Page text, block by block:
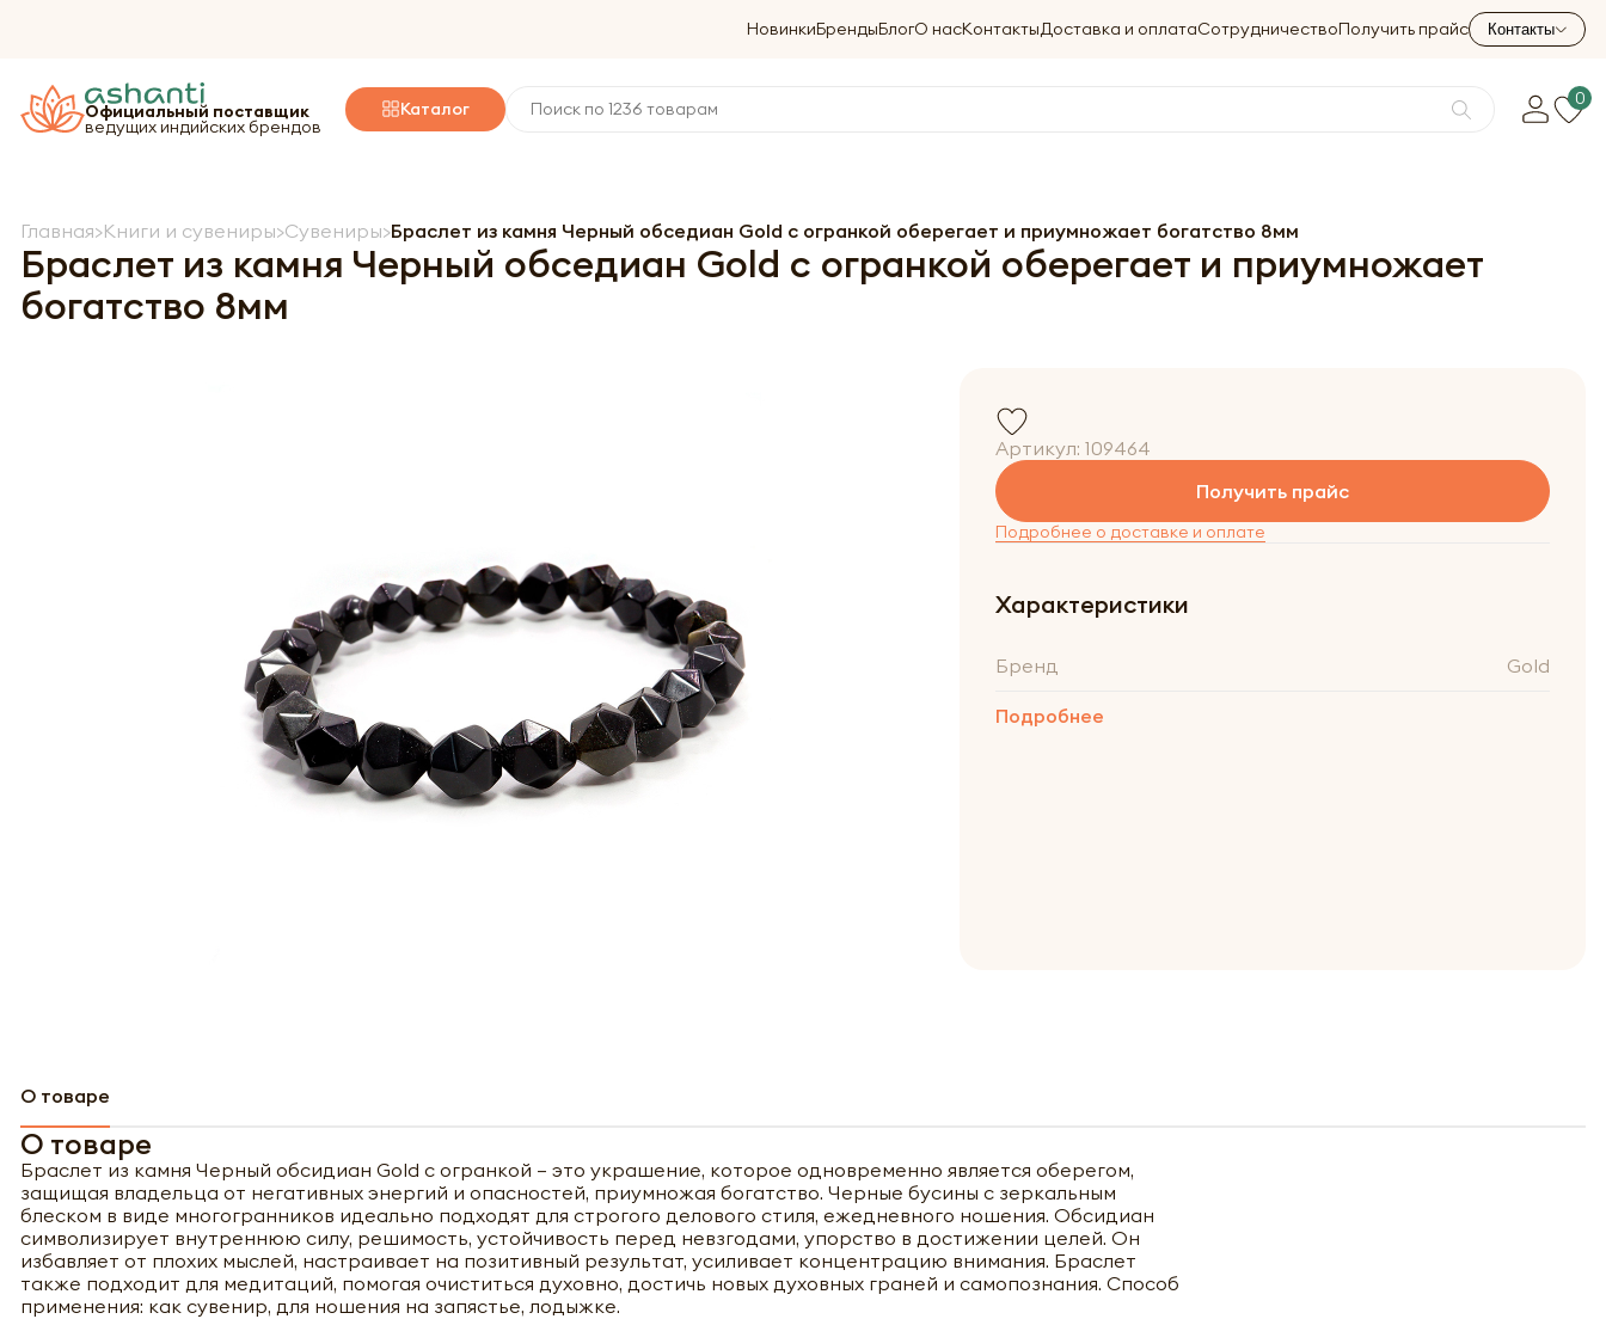
НовинкиБрендыБлогО насКонтактыДоставка и оплатаСотрудничествоПолучить прайс Контакты
Официальный поставщик
ведущих индийских брендов
Каталог 0
Главная Книги и сувениры Сувениры Браслет из камня Черный обседиан Gold с огранкой оберегает и приумножает богатство 8мм
Браслет из камня Черный обседиан Gold с огранкой оберегает и приумножает
богатство 8мм
Артикул: 109464
Получить прайс
Подробнее о доставке и оплате
Характеристики
Бренд Gold
Подробнее
О товаре
О товаре
Браслет из камня Черный обсидиан Gold с огранкой – это украшение, которое одновременно является оберегом,
защищая владельца от негативных энергий и опасностей, приумножая богатство. Черные бусины с зеркальным
блеском в виде многогранников идеально подходят для строгого делового стиля, ежедневного ношения. Обсидиан
символизирует внутреннюю силу, решимость, устойчивость перед невзгодами, упорство в достижении целей. Он
избавляет от плохих мыслей, настраивает на позитивный результат, усиливает концентрацию внимания. Браслет
также подходит для медитаций, помогая очиститься духовно, достичь новых духовных граней и самопознания. Способ
применения: как сувенир, для ношения на запястье, лодыжке.
Получить оптовый прайс-лист